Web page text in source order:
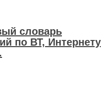
словарь
по ВТ, Интернету